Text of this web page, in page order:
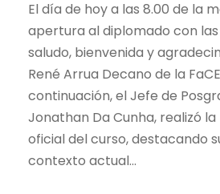
El día de hoy a las 8.00 de la
apertura al diplomado con
saludo, bienvenida y
René Arrua Decano de la
continuación, el Jefe de
Jonathan Da Cunha, realizó
oficial del curso, destacando
contexto actual...